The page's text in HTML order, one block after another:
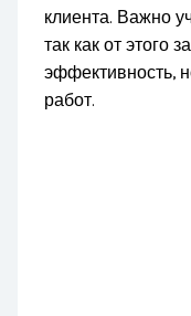
клиента. Важно
так как от этого
эффективность,
работ.